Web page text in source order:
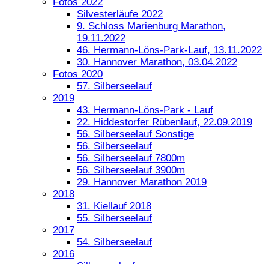
Silvesterläufe 2022
9. Schloss Marienburg Marathon,
19.11.2022
46. Hermann-Löns-Park-Lauf, 13.11.2022
30. Hannover Marathon, 03.04.2022
Fotos 2020
57. Silberseelauf
2019
43. Hermann-Löns-Park - Lauf
22. Hiddestorfer Rübenlauf, 22.09.2019
56. Silberseelauf Sonstige
56. Silberseelauf
56. Silberseelauf 7800m
56. Silberseelauf 3900m
29. Hannover Marathon 2019
2018
31. Kiellauf 2018
55. Silberseelauf
2017
54. Silberseelauf
2016